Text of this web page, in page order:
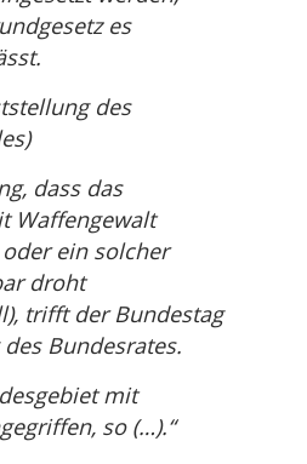
es
des
dass das
Waffengewalt
ein solcher
droht
trifft der Bundestag
Bundesrates.
mit
so (…).“